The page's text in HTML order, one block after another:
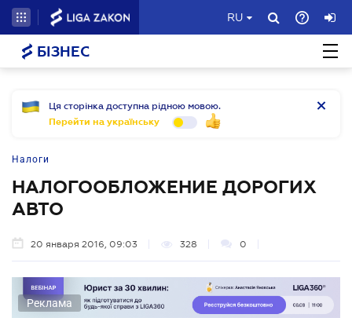
RU
БІЗНЕС
Ця сторінка доступна рідною мовою.
Перейти на українську
Налоги
НАЛОГООБЛОЖЕНИЕ ДОРОГИХ
АВТО
20 января 2016, 09:03 328 0
Реклама